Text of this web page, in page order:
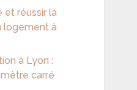
et réussir la
logement à
à Lyon :
carré